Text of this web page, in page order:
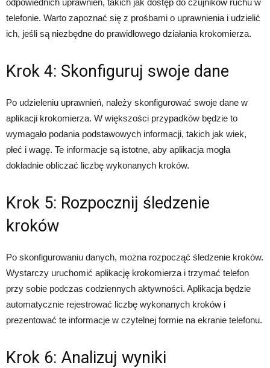
telefonie. Warto zapoznać się z prośbami o uprawnienia i udzielić
ich, jeśli są niezbędne do prawidłowego działania krokomierza.
Krok 4: Skonfiguruj swoje dane
Po udzieleniu uprawnień, należy skonfigurować swoje dane w
aplikacji krokomierza. W większości przypadków będzie to
wymagało podania podstawowych informacji, takich jak wiek,
płeć i wagę. Te informacje są istotne, aby aplikacja mogła
dokładnie obliczać liczbę wykonanych kroków.
Krok 5: Rozpocznij śledzenie
kroków
Po skonfigurowaniu danych, można rozpocząć śledzenie kroków.
Wystarczy uruchomić aplikację krokomierza i trzymać telefon
przy sobie podczas codziennych aktywności. Aplikacja będzie
automatycznie rejestrować liczbę wykonanych kroków i
prezentować te informacje w czytelnej formie na ekranie telefonu.
Krok 6: Analizuj wyniki